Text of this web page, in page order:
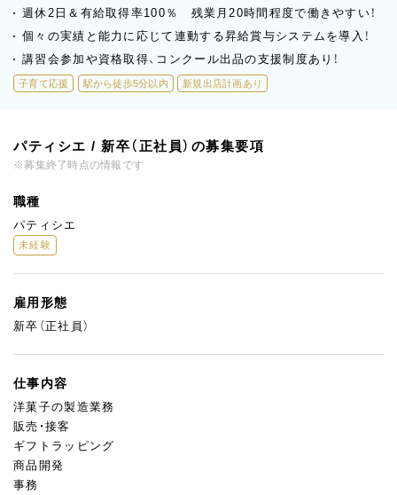
週休2日＆有給取得率100％ 残業月20時間程度で働きやすい！
個々の実績と能力に応じて連動する昇給賞与システムを導入！
講習会参加や資格取得、コンクール出品の支援制度あり！
子育て応援 駅から徒歩5分以内 新規出店計画あり
パティシエ / 新卒（正社員）の募集要項
※募集終了時点の情報です
職種
パティシエ
未経験
雇用形態
新卒（正社員）
仕事内容
洋菓子の製造業務
販売・接客
ギフトラッピング
商品開発
事務